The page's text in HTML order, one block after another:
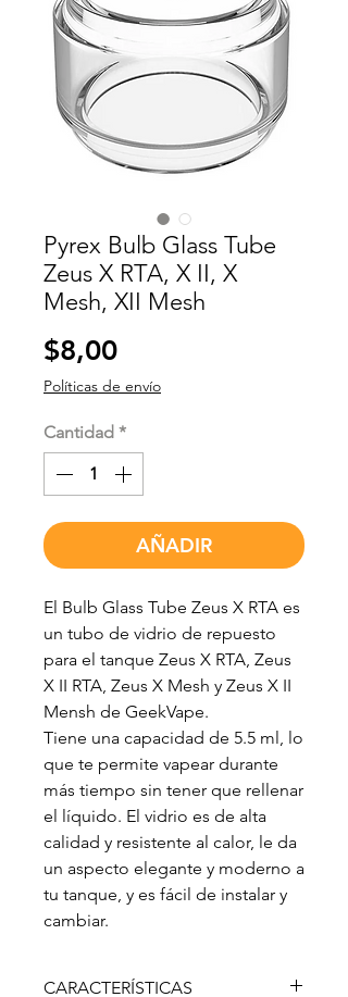
Pyrex Bulb Glass Tube
Zeus X RTA, X II, X
Mesh, XII Mesh
$8,00Precio
Políticas de envío
Cantidad *
AÑADIR
El Bulb Glass Tube Zeus X RTA es
un tubo de vidrio de repuesto
para el tanque Zeus X RTA, Zeus
X II RTA, Zeus X Mesh y Zeus X II
Mensh de GeekVape.
Tiene una capacidad de 5.5 ml, lo
que te permite vapear durante
más tiempo sin tener que rellenar
el líquido. El vidrio es de alta
calidad y resistente al calor, le da
un aspecto elegante y moderno a
tu tanque, y es fácil de instalar y
cambiar.
CARACTERÍSTICAS